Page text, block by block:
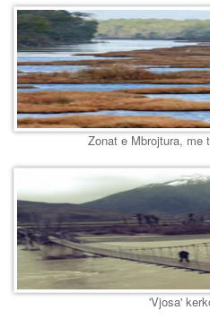
Zonat e Mbrojtura, me
'Vjosa'